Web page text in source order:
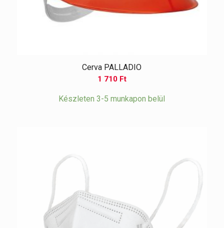
Cerva PALLADIO
1 710 Ft
Készleten 3-5 munkapon belül